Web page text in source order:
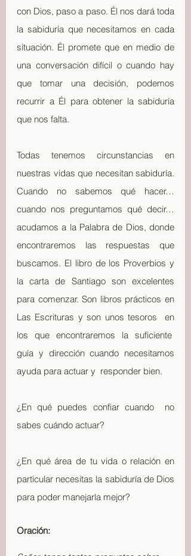
con Dios, paso a paso. Él nos dará toda
la sabiduría que necesitamos en cada
situación. Él promete que en medio de
una conversación difícil o cuando hay
que tomar una decisión, podemos
recurrir a Él para obtener la sabiduría
que nos falta.
Todas tenemos circunstancias en
nuestras vidas que necesitan sabiduría.
Cuando no sabemos qué hacer…
cuando nos preguntamos qué decir…
acudamos a la Palabra de Dios, donde
encontraremos las respuestas que
buscamos. El libro de los Proverbios y
la carta de Santiago son excelentes
para comenzar. Son libros prácticos en
Las Escrituras y son unos tesoros  en
los que encontraremos la suficiente
guía y dirección cuando necesitamos
ayuda para actuar y  responder bien.
¿En qué puedes confiar cuando  no
sabes cuándo actuar?
¿En qué área de tu vida o relación en
particular necesitas la sabiduría de Dios
para poder manejarla mejor?
Oración: